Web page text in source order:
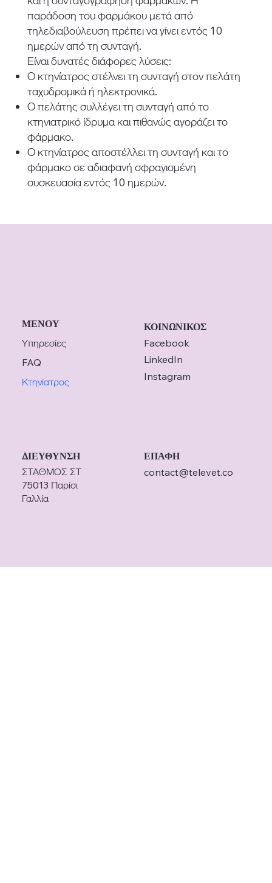
παράδοση του φαρμάκου μετά από
τηλεδιαβούλευση πρέπει να γίνει εντός 10
ημερών από τη συνταγή.
Είναι δυνατές διάφορες λύσεις:
Ο κτηνίατρος στέλνει τη συνταγή στον πελάτη
ταχυδρομικά ή ηλεκτρονικά.
Ο πελάτης συλλέγει τη συνταγή από το
κτηνιατρικό ίδρυμα και πιθανώς αγοράζει το
φάρμακο.
Ο κτηνίατρος αποστέλλει τη συνταγή και το
φάρμακο σε αδιαφανή σφραγισμένη
συσκευασία εντός 10 ημερών.
ΜΕΝΟΥ
Υπηρεσίες
FAQ
Κτηνίατρος
ΕΠΑΦΗ
contact@televet.co
ΔΙΕΥΘΥΝΣΗ
ΣΤΑΘΜΟΣ ΣΤ
75013 Παρίσι
Γαλλία
ΚΟΙΝΩΝΙΚΟΣ
Facebook
LinkedIn
Instagram